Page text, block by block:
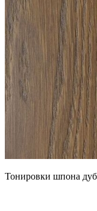
Тонировки шпона